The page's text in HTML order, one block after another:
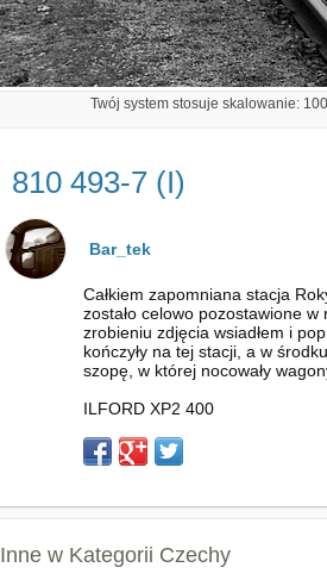
Twój system stosuje skalowanie:
810 493-7 (I)
Bar_tek
Całkiem zapomniana stacja
zostało celowo pozostawione
zrobieniu zdjęcia wsiadłem i
kończyły na tej stacji, a w
szopę, w której nocowały
ILFORD XP2 400
Inne w Kategorii Czechy